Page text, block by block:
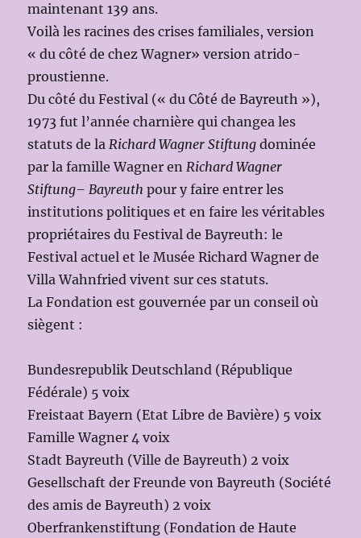
maintenant 139 ans.
Voilà les racines des crises familiales, version
« du côté de chez Wagner» version atrido-
proustienne.
Du côté du Festival (« du Côté de Bayreuth »),
1973 fut l’année charnière qui changea les
statuts de laRichard Wagner Stiftung dominée
par la famille Wagner enRichard Wagner
Stiftung– Bayreuth pour y faire entrer les
institutions politiques et en faire les véritables
propriétaires du Festival de Bayreuth: le
Festival actuel et le Musée Richard Wagner de
Villa Wahnfried vivent sur ces statuts.
La Fondation est gouvernée par un conseil où
siègent :
Bundesrepublik Deutschland (République
Fédérale) 5 voix
Freistaat Bayern (Etat Libre de Bavière) 5 voix
Famille Wagner 4 voix
Stadt Bayreuth (Ville de Bayreuth) 2 voix
Gesellschaft der Freunde von Bayreuth (Société
des amis de Bayreuth) 2 voix
Oberfrankenstiftung (Fondation de Haute